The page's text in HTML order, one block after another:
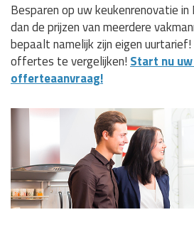
Besparen op uw keukenrenovatie in
dan de prijzen van meerdere
bepaalt namelijk zijn eigen
offertes te vergelijken! Start nu
offerteaanvraag!